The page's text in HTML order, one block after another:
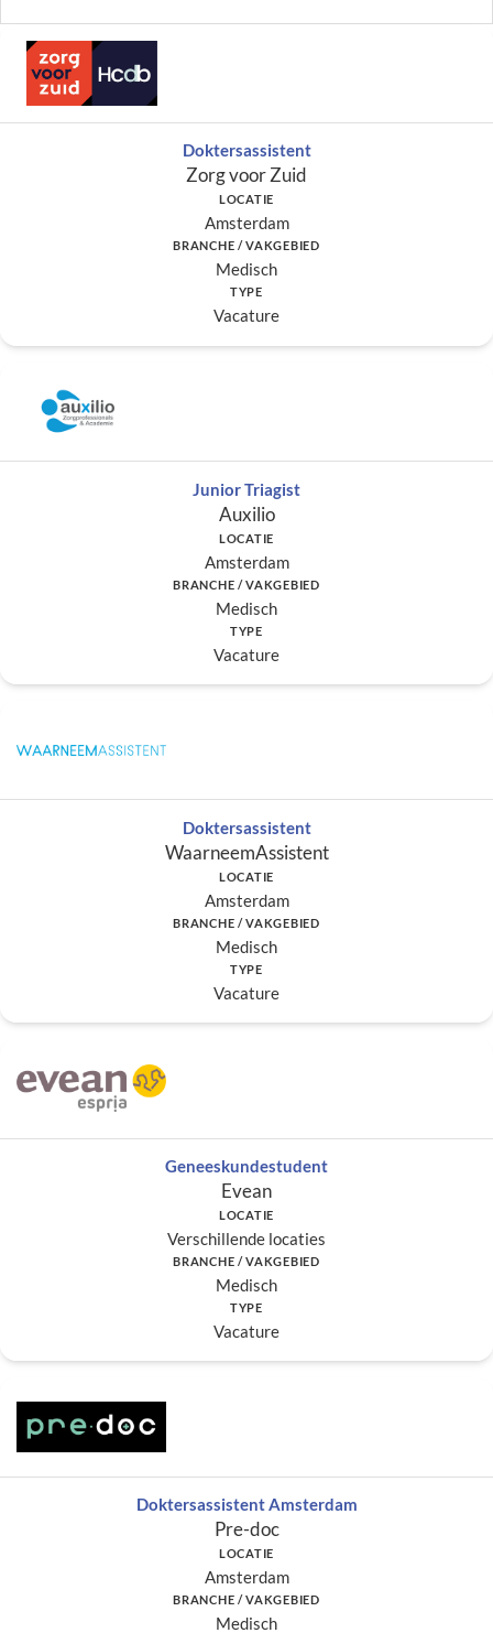
Doktersassistent
Zorg voor Zuid
LOCATIE
Amsterdam
BRANCHE / VAKGEBIED
Medisch
TYPE
Vacature
Junior Triagist
Auxilio
LOCATIE
Amsterdam
BRANCHE / VAKGEBIED
Medisch
TYPE
Vacature
Doktersassistent
WaarneemAssistent
LOCATIE
Amsterdam
BRANCHE / VAKGEBIED
Medisch
TYPE
Vacature
Geneeskundestudent
Evean
LOCATIE
Verschillende locaties
BRANCHE / VAKGEBIED
Medisch
TYPE
Vacature
Doktersassistent Amsterdam
Pre-doc
LOCATIE
Amsterdam
BRANCHE / VAKGEBIED
Medisch